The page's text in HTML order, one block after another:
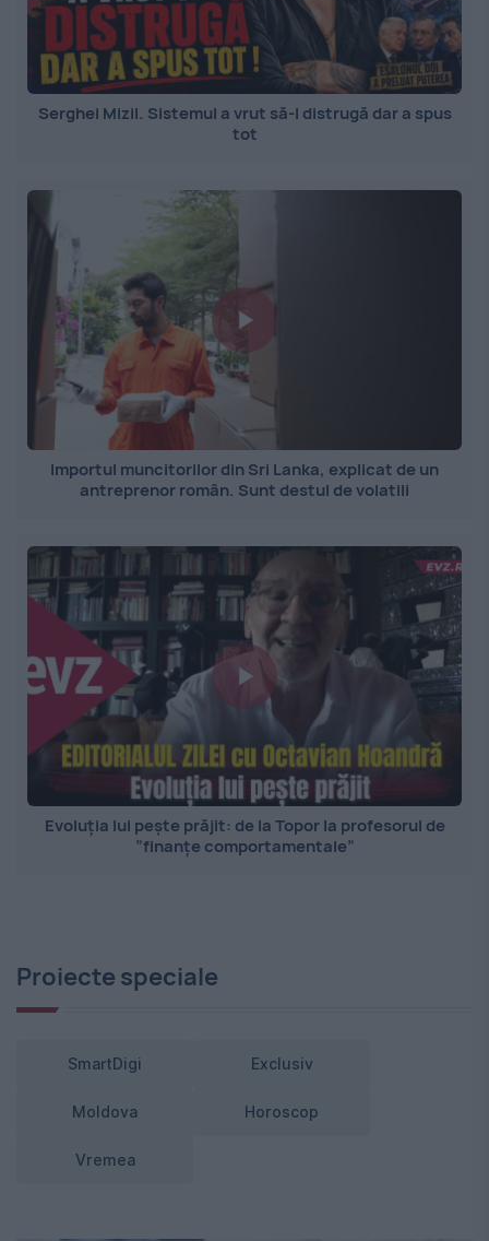
Serghei Mizil. Sistemul a vrut să-l distrugă dar a spus
tot
Importul muncitorilor din Sri Lanka, explicat de un
antreprenor român. Sunt destul de volatili
Evoluția lui pește prăjit: de la Topor la profesorul de
”finanțe comportamentale”
Proiecte speciale
SmartDigi Exclusiv
Moldova Horoscop
Vremea